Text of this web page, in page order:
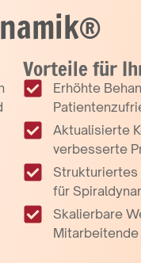
Vorteile für
Erhöhte
Aktualisierte
verbesserte
Strukturiertes
für
Skalierbare
Mitarbeitende